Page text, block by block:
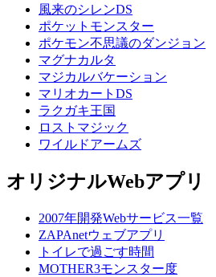
風来のシレンDS
ポケットモンスター
ポケモン不思議のダンジョン
マグナカルタ
マジカルバケーション
マリオカートDS
ラクガキ王国
ロストマジック
ワイルドアームズ
オリジナルWebアプリ
2007年開発Webサービス一覧
ZAPAnetウェブアプリ
トイレで過ごす時間
MOTHER3モンスター度